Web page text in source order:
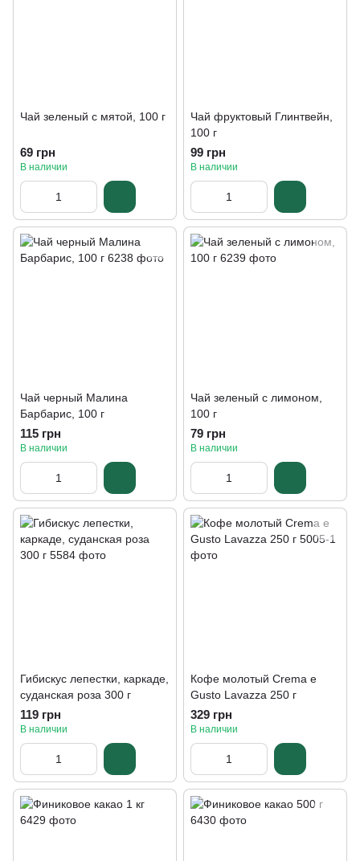
Чай зеленый с мятой, 100 г
69 грн
В наличии
Чай фруктовый Глинтвейн,
100 г
99 грн
В наличии
Чай черный Малина
Барбарис, 100 г
115 грн
В наличии
Чай зеленый с лимоном,
100 г
79 грн
В наличии
Гибискус лепестки, каркаде,
суданская роза 300 г
119 грн
В наличии
Кофе молотый Crema e
Gusto Lavazza 250 г
329 грн
В наличии